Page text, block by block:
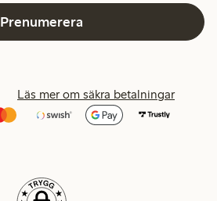
Prenumerera
Läs mer om säkra betalningar